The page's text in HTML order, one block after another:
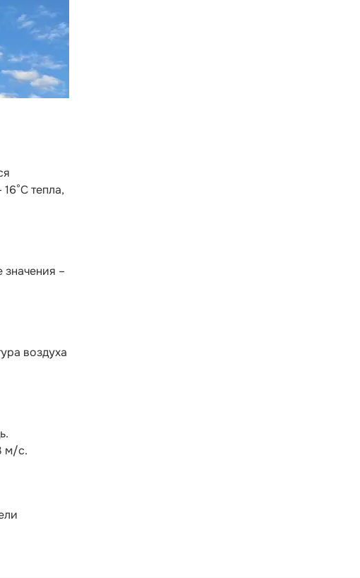
тепла,
–
воздуха
м/с.